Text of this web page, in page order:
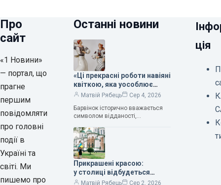
Про
сайт
«1 Новини»
— портал, що
прагне
першим
повідомляти
про головні
події в
Україні та
світі. Ми
пишемо про
Останні новини
«Ці прекрасні роботи навіяні
квіткою, яка уособлює
нескінченне кохання», —
Людмила Карпінська-
Романюк
Матвій Рябець
Сер 4, 2026
Барвінок історично вважається
символом відданості,
та тривалого подружнього союзу.
Саме тому ця рослина надихала і
продовжує надихати митців на
Прикрашені красою:
у столиці відбудеться
дев’ятий фестиваль
Матвій Рябець Сер 2, 2026
ція